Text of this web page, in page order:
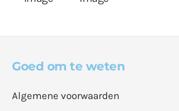
Goed om te weten
Algemene voorwaarden